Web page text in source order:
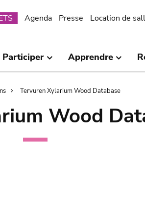
Agenda Presse Location de
Participer Apprendre
Tervuren Xylarium Wood Database
Wood